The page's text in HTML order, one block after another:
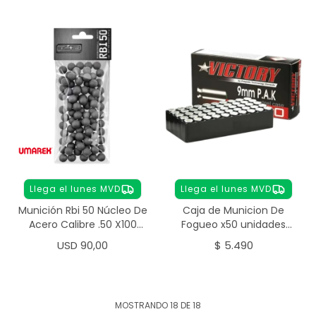
Llega el lunes MVD
Munición Rbi 50 Núcleo De
Acero Calibre .50 X100
Unidades
USD 90,00
Llega el lunes MVD
Caja de Municion De
Fogueo x50 unidades
9mm
$ 5.490
MOSTRANDO18 DE18